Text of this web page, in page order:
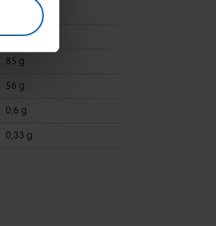
1,1 g
85 g
56 g
0,6 g
0,33 g